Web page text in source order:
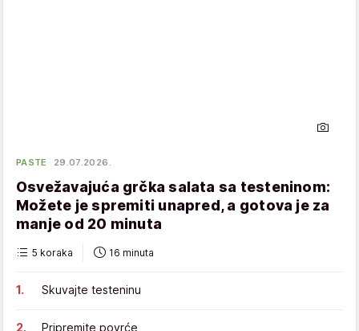
PASTE 29.07.2026.
Osvežavajuća grčka salata sa testeninom:
Možete je spremiti unapred, a gotova je za
manje od 20 minuta
5 koraka 16 minuta
Skuvajte testeninu
Pripremite povrće